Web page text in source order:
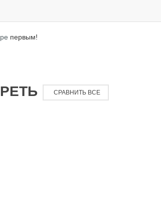
первым!
СРАВНИТЬ ВСЕ